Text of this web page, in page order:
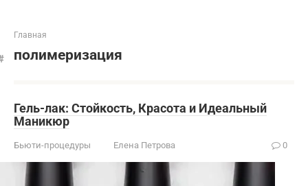
Главная
полимеризация
Гель-лак: Стойкость, Красота и Идеальный
Маникюр
Бьюти-процедуры Елена Петрова 0